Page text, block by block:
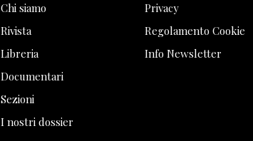
Chi siamo
Rivista
Libreria
Documentari
Sezioni
I nostri dossier
Privacy
Regolamento Cookie
Info Newsletter